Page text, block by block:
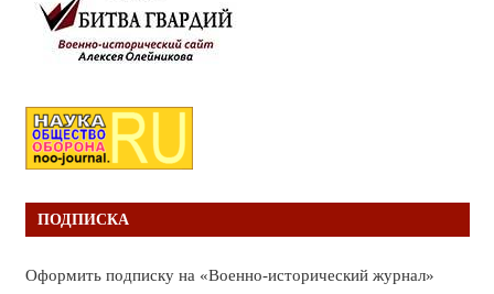
ПОДПИСКА
Оформить подписку на «Военно-исторический журнал»